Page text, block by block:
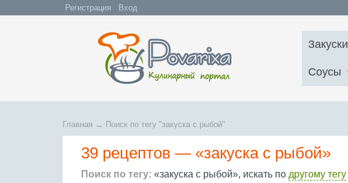
Регистрация Вход
Закуски
Соусы
Главная → Поиск по тегу "закуска с рыбой"
39 рецептов — «закуска с рыбой»
Поиск по тегу: «закуска с рыбой», искать по другому тегу